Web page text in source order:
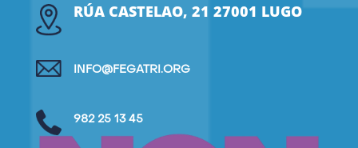
RÚA CASTELAO, 21 27001 LUGO
INFO@FEGATRI.ORG
982 25 13 45